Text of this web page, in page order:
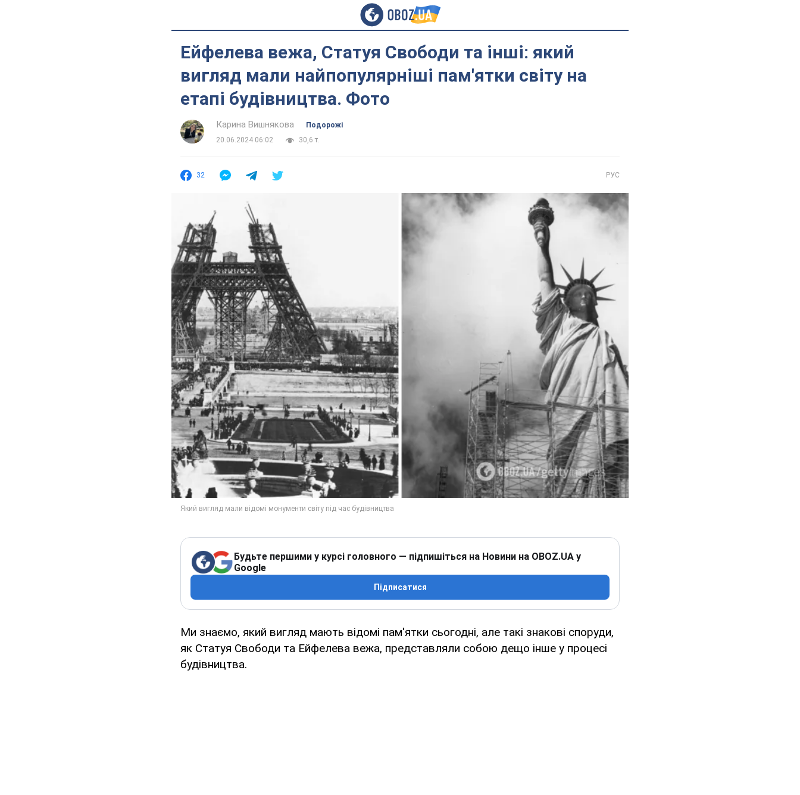
Ейфелева вежа, Статуя Свободи та інші: який
вигляд мали найпопулярніші пам'ятки світу на
етапі будівництва. Фото
Карина Вишнякова
Подорожі
20.06.2024 06:02
30,6 т.
32 РУС
Будьте першими у курсі головного — підпишіться на Новини на OBOZ.UA у
Google
Підписатися
Ми знаємо, який вигляд мають відомі пам'ятки сьогодні, але такі знакові споруди,
як Статуя Свободи та Ейфелева вежа, представляли собою дещо інше у процесі
будівництва.